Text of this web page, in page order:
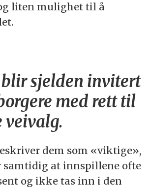
liten mulighet til å
sjelden invitert
med rett til
veivalg.
dem som «viktige»,
samtidig at innspillene ofte
og ikke tas inn i den